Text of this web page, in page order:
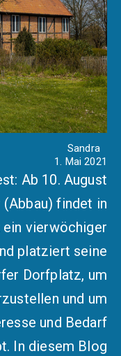
Sandra
1. Mai 2021
Ab 10. August
findet in
vierwöchiger
platziert seine
Dorfplatz, um
und um
und Bedarf
In diesem Blog